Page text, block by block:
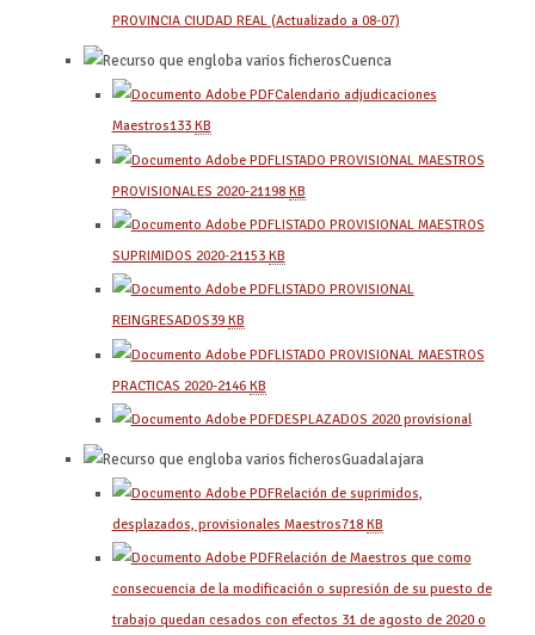
PROVINCIA CIUDAD REAL (Actualizado a 08-07)
Cuenca
Calendario adjudicaciones
Maestros133 KB
LISTADO PROVISIONAL MAESTROS
PROVISIONALES 2020-21 198 KB
LISTADO PROVISIONAL MAESTROS
SUPRIMIDOS 2020-21153 KB
LISTADO PROVISIONAL
REINGRESADOS39 KB
LISTADO PROVISIONAL MAESTROS
PRACTICAS 2020-2146 KB
DESPLAZADOS 2020 provisional
Guadalajara
Relación de suprimidos,
desplazados, provisionales Maestros718 KB
Relación de Maestros que como
consecuencia de la modificación o supresión de su puesto de
trabajo quedan cesados con efectos 31 de agosto de 2020 o